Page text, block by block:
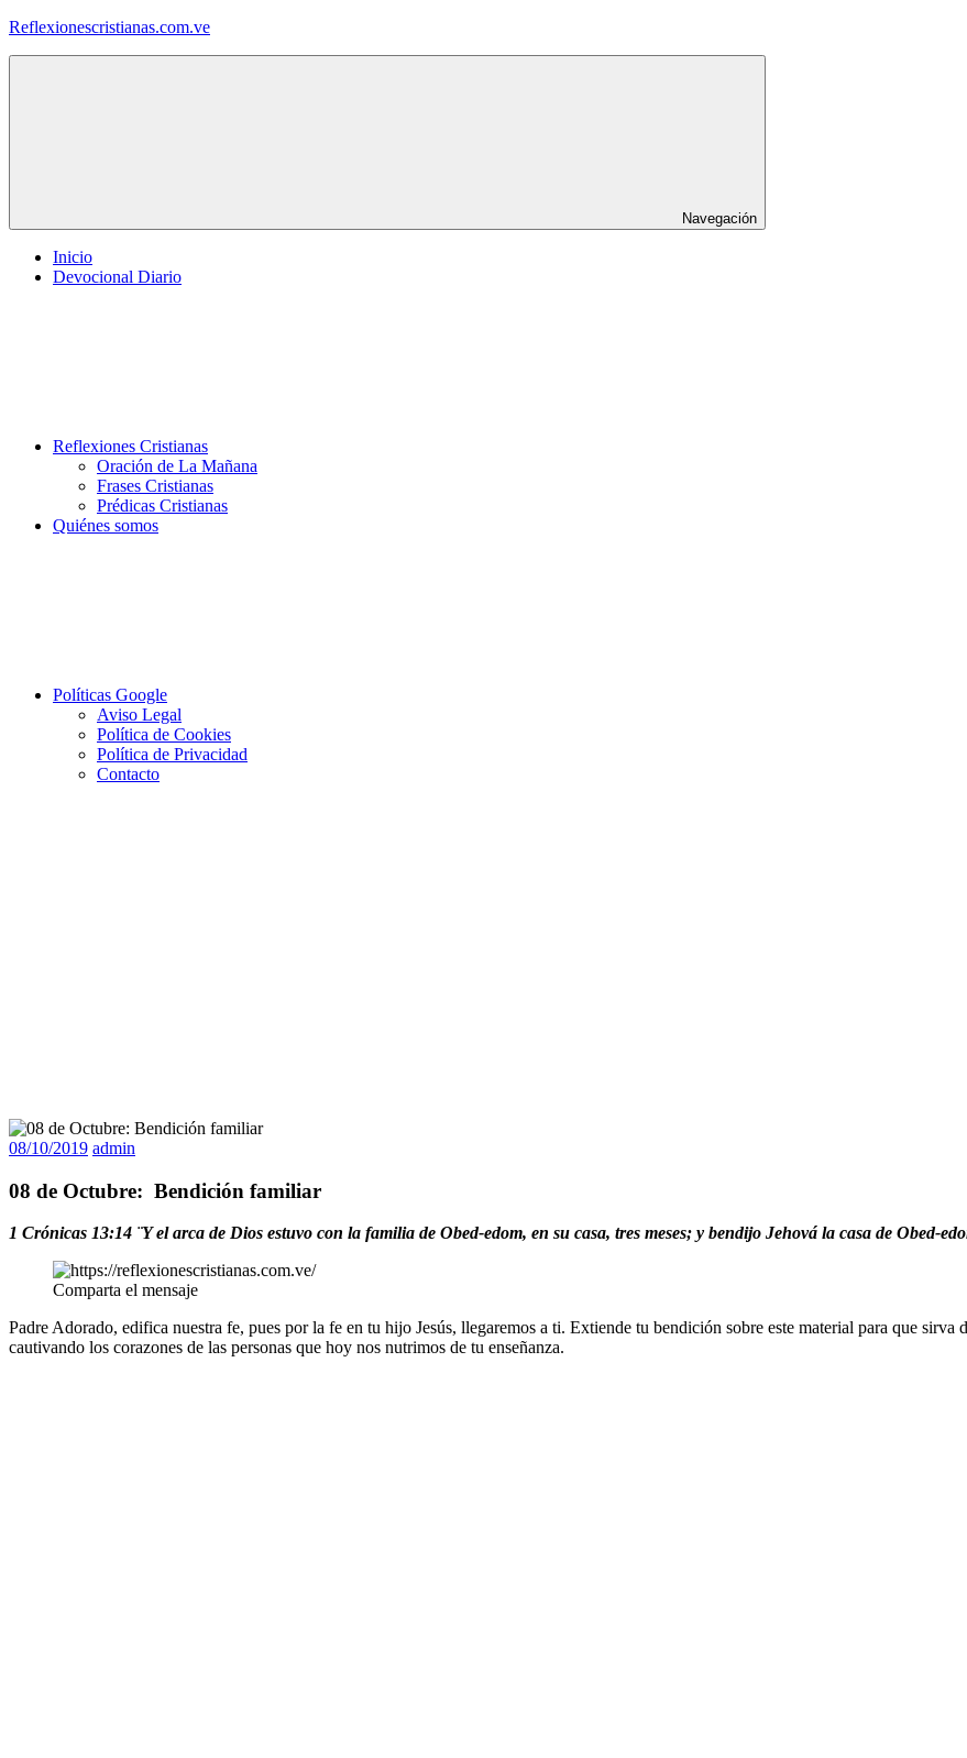
Saltar
Reflexionescristianas.com.ve
Navegación
Inicio
Devocional Diario
Reflexiones Cristianas
Oración de La Mañana
Frases Cristianas
Prédicas Cristianas
Quiénes somos
Políticas Google
Aviso Legal
Política de Cookies
Política de Privacidad
Contacto
08/10/2019 admin
08 de Octubre: Bendición familiar
1 Crónicas 13:14 ¨Y el arca de Dios estuvo con la familia de Obed-edom, en su casa, tres meses; y bendijo Jehová la casa de Obed-
Comparta el mensaje
Padre Adorado, edifica nuestra fe, pues por la fe en tu hijo Jesús, llegaremos a ti. Extiende tu bendición sobre este material para que
cautivando los corazones de las personas que hoy nos nutrimos de tu enseñanza.